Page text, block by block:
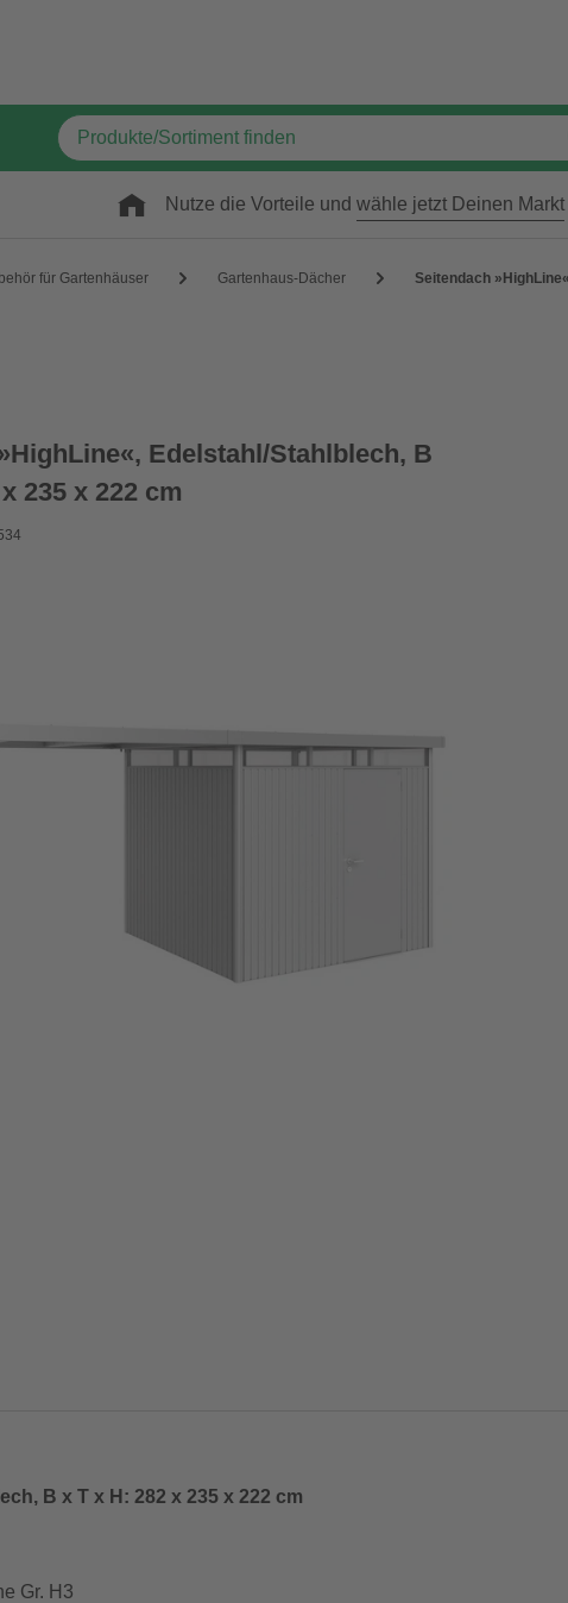
Nutze die Vorteile und wähle jetzt Deinen Markt
für Gartenhäuser Gartenhaus-Dächer Seitendach
Edelstahl/Stahlblech, B
235 x 222 cm
B x T x H: 282 x 235 x 222 cm
Gr. H3